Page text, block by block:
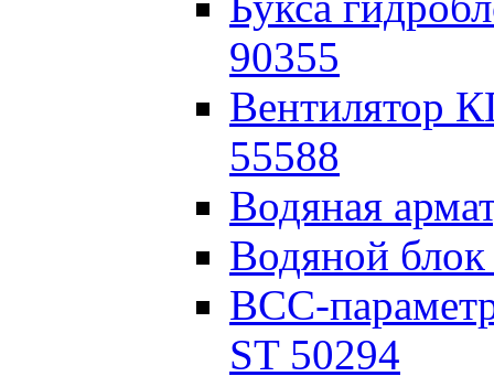
90355
Вентилятор
55588
Водяная
Водяной
ВСС-
ST 50294